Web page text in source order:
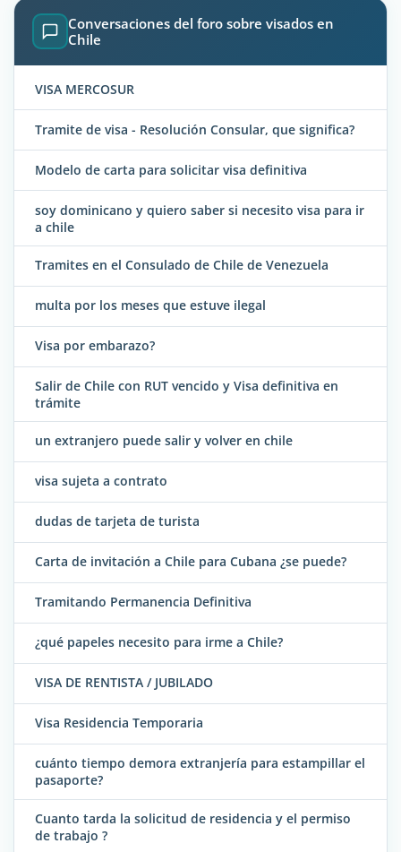
Conversaciones del foro sobre visados en
Chile
VISA MERCOSUR
Tramite de visa - Resolución Consular, que significa?
Modelo de carta para solicitar visa definitiva
soy dominicano y quiero saber si necesito visa para ir
a chile
Tramites en el Consulado de Chile de Venezuela
multa por los meses que estuve ilegal
Visa por embarazo?
Salir de Chile con RUT vencido y Visa definitiva en
trámite
un extranjero puede salir y volver en chile
visa sujeta a contrato
dudas de tarjeta de turista
Carta de invitación a Chile para Cubana ¿se puede?
Tramitando Permanencia Definitiva
¿qué papeles necesito para irme a Chile?
VISA DE RENTISTA / JUBILADO
Visa Residencia Temporaria
cuánto tiempo demora extranjería para estampillar el
pasaporte?
Cuanto tarda la solicitud de residencia y el permiso
de trabajo ?